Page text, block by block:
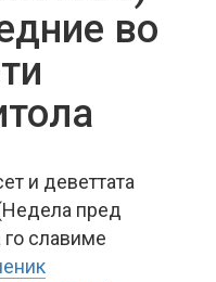
во
и деветтата
пред
го славиме